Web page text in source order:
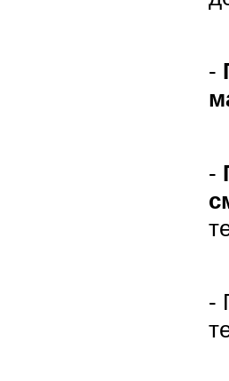
-
-
-